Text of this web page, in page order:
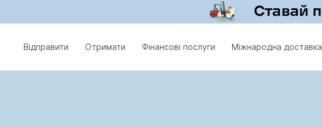
Відправити Отримати Фінансові послуги Міжнародна доставка